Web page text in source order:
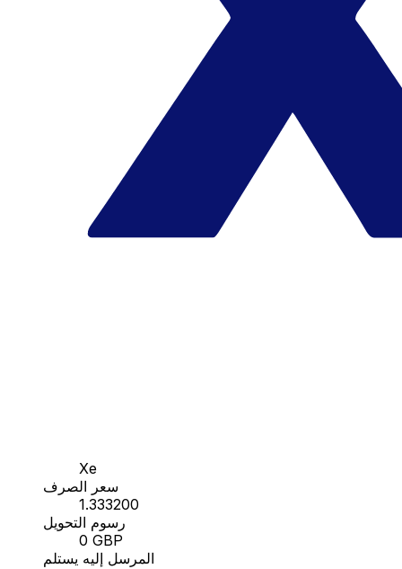
Xe
سعر الصرف
1.333200
رسوم التحويل
0 GBP
المرسل إليه يستلم